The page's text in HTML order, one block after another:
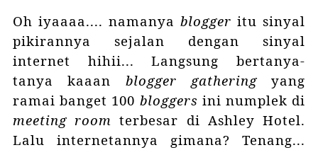
Oh iyaaaa.... namanyablogger itu sinyal
pikirannya sejalan dengan sinyal
internet hihii... Langsung bertanya-
tanya kaaan blogger gatheringyang
ramai banget 100 bloggers ini numplek di
meeting room terbesar di Ashley Hotel.
Lalu internetannya gimana? Tenang...